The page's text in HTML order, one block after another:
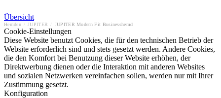
Übersicht
Hemden JUPITER JUPITER Modern Fit Businesshemd
Cookie-Einstellungen
Diese Website benutzt Cookies, die für den technischen Betrieb der
Website erforderlich sind und stets gesetzt werden. Andere Cookies,
die den Komfort bei Benutzung dieser Website erhöhen, der
Direktwerbung dienen oder die Interaktion mit anderen Websites
und sozialen Netzwerken vereinfachen sollen, werden nur mit Ihrer
Zustimmung gesetzt.
Konfiguration